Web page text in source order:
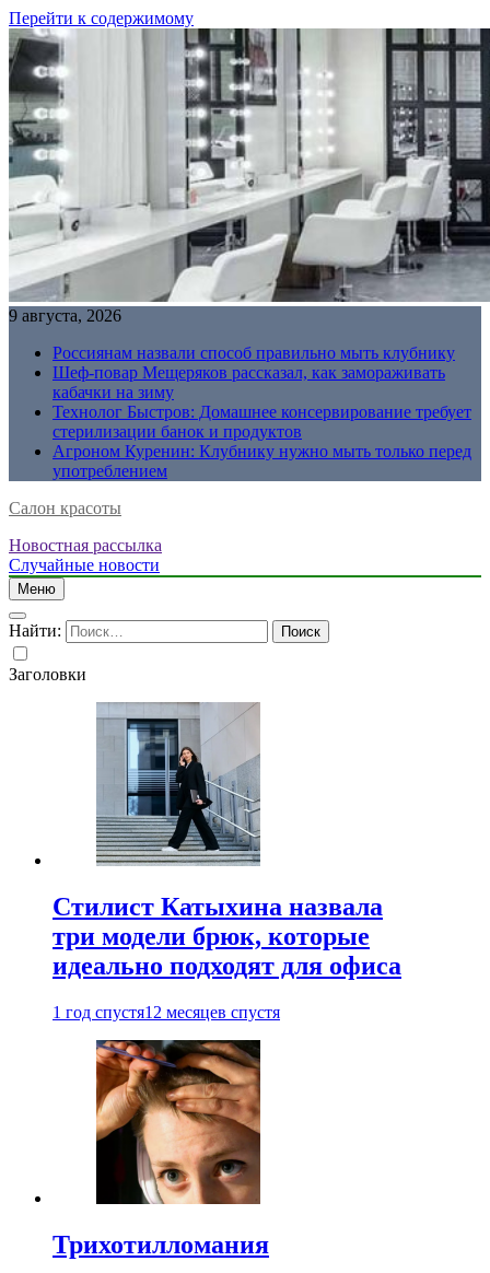
Перейти к содержимому
9 августа, 2026
Россиянам назвали способ правильно мыть клубнику
Шеф-повар Мещеряков рассказал, как замораживать
кабачки на зиму
Технолог Быстров: Домашнее консервирование требует
стерилизации банок и продуктов
Агроном Куренин: Клубнику нужно мыть только перед
употреблением
Салон красоты
Новостная рассылка
Случайные новости
Меню
Найти:
Заголовки
Стилист Катыхина назвала
три модели брюк, которые
идеально подходят для офиса
1 год спустя12 месяцев спустя
Трихотилломания